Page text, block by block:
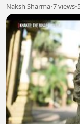
Naksh Sharma•7 views•